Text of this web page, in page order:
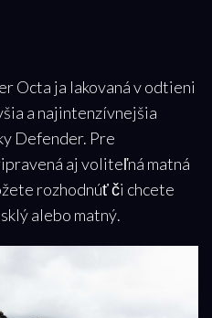
Octa ja lakovaná v odtieni
a najintenzívnejšia
Defender. Pre
aj voliteľná matná
rozhodnúť či chcete
alebo matný.